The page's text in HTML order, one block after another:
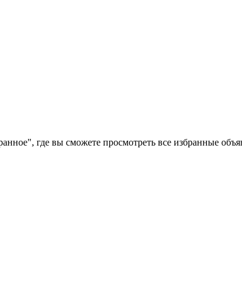
где вы сможете просмотреть все избранные